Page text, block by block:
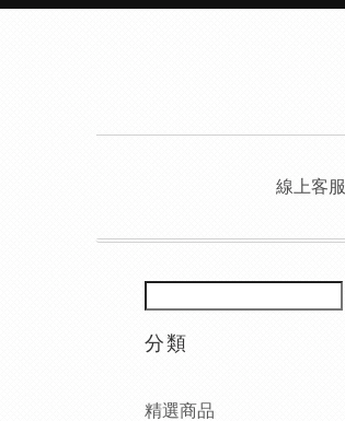
線上客服
分類
精選商品